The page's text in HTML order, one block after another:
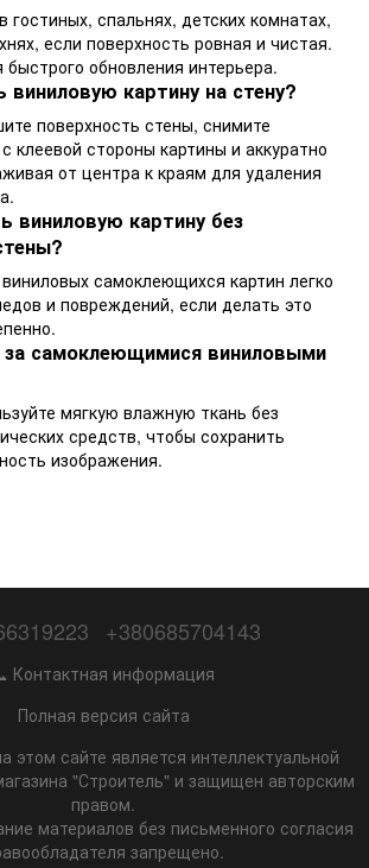
гостиных, спальнях, детских комнатах,
если поверхность ровная и чистая.
обновления интерьера.
виниловую картину на стену?
поверхность стены, снимите
клеевой стороны картины и аккуратно
от центра к краям для удаления
виниловую картину без
самоклеющихся картин легко
и повреждений, если делать это
за самоклеющимися виниловыми
мягкую влажную ткань без
средств, чтобы сохранить
изображения.
+380685704143
Контактная информация
Полная версия сайта
этом сайте является интеллектуальной
"Строитель" и защищен авторским
правом.
материалов без письменного согласия
запрещено.